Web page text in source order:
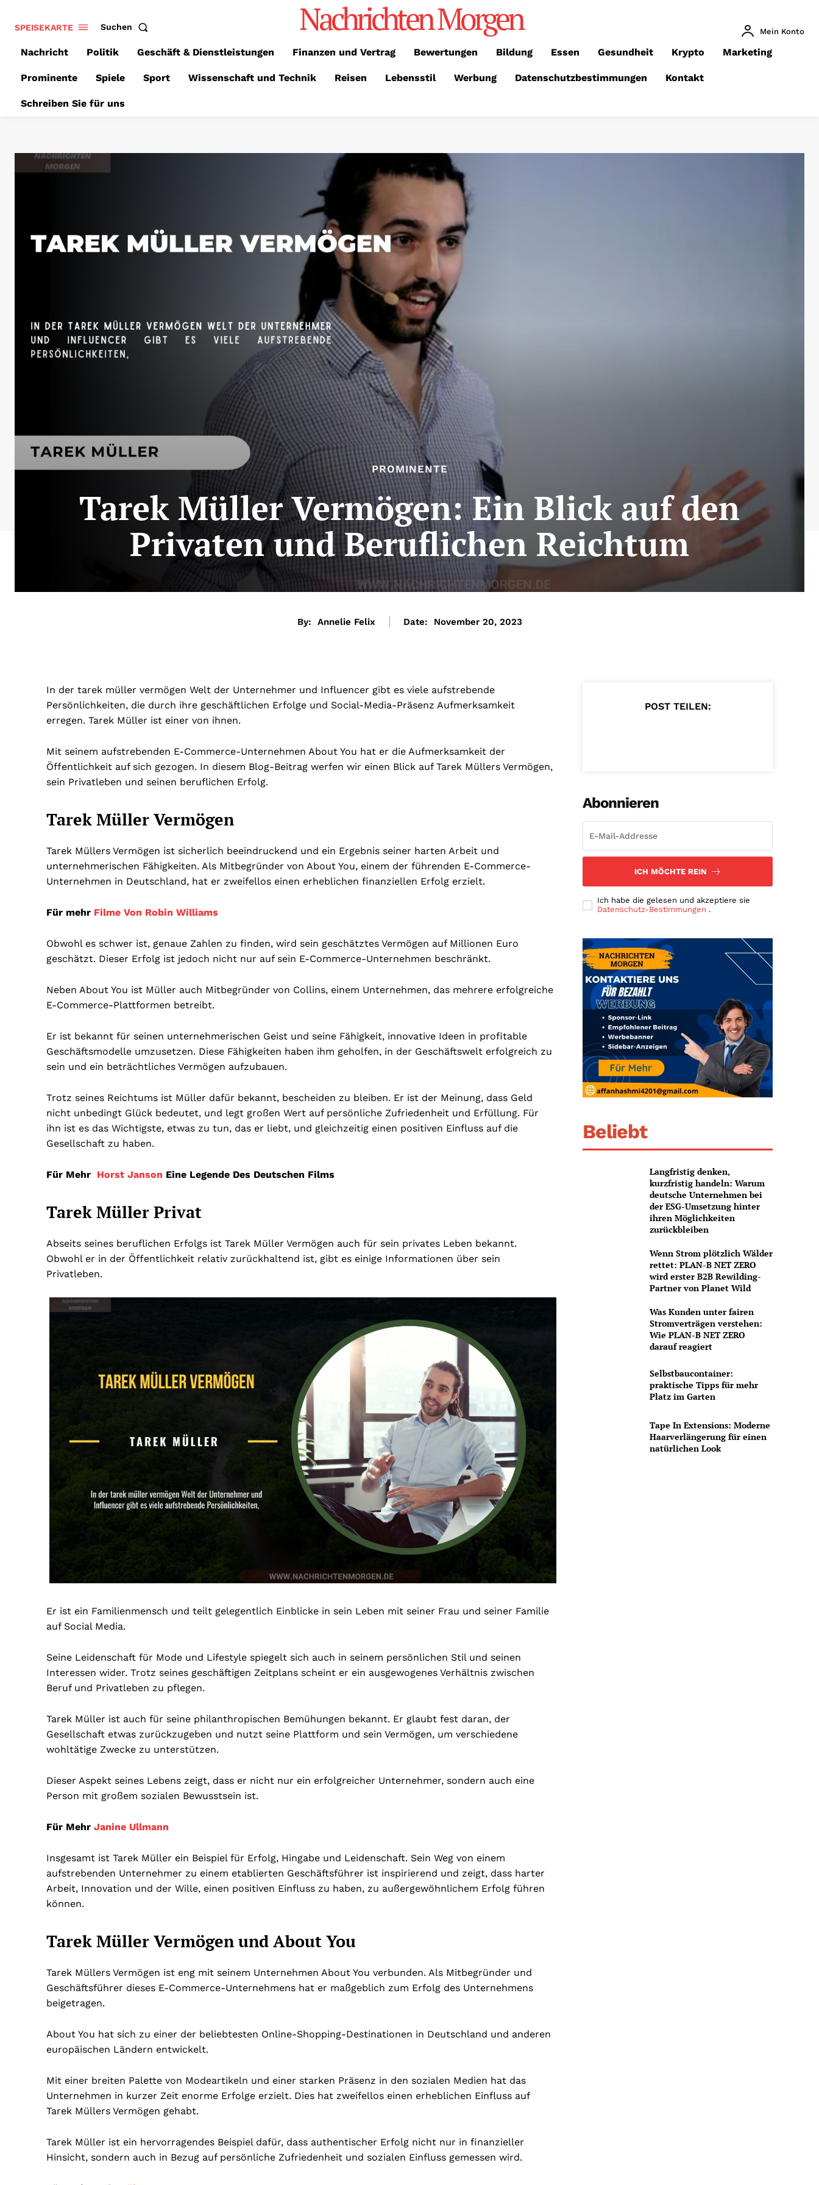
SPEISEKARTE Suchen Nachrichten Morgen Mein Konto
Nachricht Politik Geschäft & Dienstleistungen Finanzen und Vertrag Bewertungen Bildung Essen Gesundheit Krypto Marketing
Prominente Spiele Sport Wissenschaft und Technik Reisen Lebensstil Werbung Datenschutzbestimmungen Kontakt
Schreiben Sie für uns
PROMINENTE
Tarek Müller Vermögen: Ein Blick auf den
Privaten und Beruflichen Reichtum
By: Annelie Felix Date: November 20, 2023
In der tarek müller vermögen Welt der Unternehmer und Influencer gibt es viele aufstrebende
Persönlichkeiten, die durch ihre geschäftlichen Erfolge und Social-Media-Präsenz Aufmerksamkeit
erregen. Tarek Müller ist einer von ihnen.
Mit seinem aufstrebenden E-Commerce-Unternehmen About You hat er die Aufmerksamkeit der
Öffentlichkeit auf sich gezogen. In diesem Blog-Beitrag werfen wir einen Blick auf Tarek Müllers Vermögen,
sein Privatleben und seinen beruflichen Erfolg.
Tarek Müller Vermögen
Tarek Müllers Vermögen ist sicherlich beeindruckend und ein Ergebnis seiner harten Arbeit und
unternehmerischen Fähigkeiten. Als Mitbegründer von About You, einem der führenden E-Commerce-
Unternehmen in Deutschland, hat er zweifellos einen erheblichen finanziellen Erfolg erzielt.
Für mehr Filme Von Robin Williams
Obwohl es schwer ist, genaue Zahlen zu finden, wird sein geschätztes Vermögen auf Millionen Euro
geschätzt. Dieser Erfolg ist jedoch nicht nur auf sein E-Commerce-Unternehmen beschränkt.
Neben About You ist Müller auch Mitbegründer von Collins, einem Unternehmen, das mehrere erfolgreiche
E-Commerce-Plattformen betreibt.
Er ist bekannt für seinen unternehmerischen Geist und seine Fähigkeit, innovative Ideen in profitable
Geschäftsmodelle umzusetzen. Diese Fähigkeiten haben ihm geholfen, in der Geschäftswelt erfolgreich zu
sein und ein beträchtliches Vermögen aufzubauen.
Trotz seines Reichtums ist Müller dafür bekannt, bescheiden zu bleiben. Er ist der Meinung, dass Geld
nicht unbedingt Glück bedeutet, und legt großen Wert auf persönliche Zufriedenheit und Erfüllung. Für
ihn ist es das Wichtigste, etwas zu tun, das er liebt, und gleichzeitig einen positiven Einfluss auf die
Gesellschaft zu haben.
Für Mehr Horst Janson Eine Legende Des Deutschen Films
Tarek Müller Privat
Abseits seines beruflichen Erfolgs ist Tarek Müller Vermögen auch für sein privates Leben bekannt.
Obwohl er in der Öffentlichkeit relativ zurückhaltend ist, gibt es einige Informationen über sein
Privatleben.
Er ist ein Familienmensch und teilt gelegentlich Einblicke in sein Leben mit seiner Frau und seiner Familie
auf Social Media.
Seine Leidenschaft für Mode und Lifestyle spiegelt sich auch in seinem persönlichen Stil und seinen
Interessen wider. Trotz seines geschäftigen Zeitplans scheint er ein ausgewogenes Verhältnis zwischen
Beruf und Privatleben zu pflegen.
Tarek Müller ist auch für seine philanthropischen Bemühungen bekannt. Er glaubt fest daran, der
Gesellschaft etwas zurückzugeben und nutzt seine Plattform und sein Vermögen, um verschiedene
wohltätige Zwecke zu unterstützen.
Dieser Aspekt seines Lebens zeigt, dass er nicht nur ein erfolgreicher Unternehmer, sondern auch eine
Person mit großem sozialen Bewusstsein ist.
Für Mehr Janine Ullmann
Insgesamt ist Tarek Müller ein Beispiel für Erfolg, Hingabe und Leidenschaft. Sein Weg von einem
aufstrebenden Unternehmer zu einem etablierten Geschäftsführer ist inspirierend und zeigt, dass harter
Arbeit, Innovation und der Wille, einen positiven Einfluss zu haben, zu außergewöhnlichem Erfolg führen
können.
Tarek Müller Vermögen und About You
Tarek Müllers Vermögen ist eng mit seinem Unternehmen About You verbunden. Als Mitbegründer und
Geschäftsführer dieses E-Commerce-Unternehmens hat er maßgeblich zum Erfolg des Unternehmens
beigetragen.
About You hat sich zu einer der beliebtesten Online-Shopping-Destinationen in Deutschland und anderen
europäischen Ländern entwickelt.
Mit einer breiten Palette von Modeartikeln und einer starken Präsenz in den sozialen Medien hat das
Unternehmen in kurzer Zeit enorme Erfolge erzielt. Dies hat zweifellos einen erheblichen Einfluss auf
Tarek Müllers Vermögen gehabt.
Tarek Müller ist ein hervorragendes Beispiel dafür, dass authentischer Erfolg nicht nur in finanzieller
Hinsicht, sondern auch in Bezug auf persönliche Zufriedenheit und sozialen Einfluss gemessen wird.
POST TEILEN:
Abonnieren
ICH MÖCHTE REIN
Ich habe die gelesen und akzeptiere sie
Datenschutz-Bestimmungen .
Beliebt
Langfristig denken,
kurzfristig handeln: Warum
deutsche Unternehmen bei
der ESG-Umsetzung hinter
ihren Möglichkeiten
zurückbleiben
Wenn Strom plötzlich Wälder
rettet: PLAN-B NET ZERO
wird erster B2B Rewilding-
Partner von Planet Wild
Was Kunden unter fairen
Stromverträgen verstehen:
Wie PLAN-B NET ZERO
darauf reagiert
Selbstbaucontainer:
praktische Tipps für mehr
Platz im Garten
Tape In Extensions: Moderne
Haarverlängerung für einen
natürlichen Look